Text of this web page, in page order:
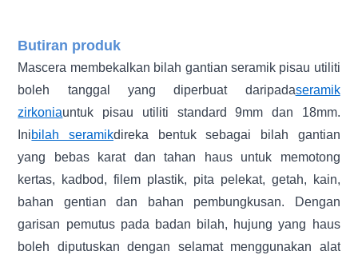
Butiran produk
Mascera membekalkan bilah gantian seramik pisau utiliti
boleh tanggal yang diperbuat daripadaseramik
zirkoniauntuk pisau utiliti standard 9mm dan 18mm.
Inibilah seramikdireka bentuk sebagai bilah gantian
yang bebas karat dan tahan haus untuk memotong
kertas, kadbod, filem plastik, pita pelekat, getah, kain,
bahan gentian dan bahan pembungkusan. Dengan
garisan pemutus pada badan bilah, hujung yang haus
boleh diputuskan dengan selamat menggunakan alat